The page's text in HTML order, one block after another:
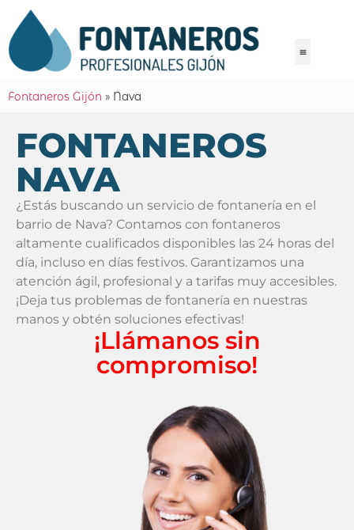
Fontaneros Gijón » Nava
FONTANEROS
NAVA
¿Estás buscando un servicio de fontanería en el
barrio de Nava? Contamos con fontaneros
altamente cualificados disponibles las 24 horas del
día, incluso en días festivos. Garantizamos una
atención ágil, profesional y a tarifas muy accesibles.
¡Deja tus problemas de fontanería en nuestras
manos y obtén soluciones efectivas!
¡Llámanos sin
compromiso!